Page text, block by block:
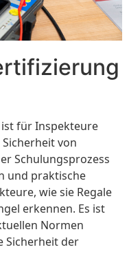
für Inspekteure
von
Schulungsprozess
und praktische
wie sie Regale
erkennen. Es ist
Normen
Sicherheit der